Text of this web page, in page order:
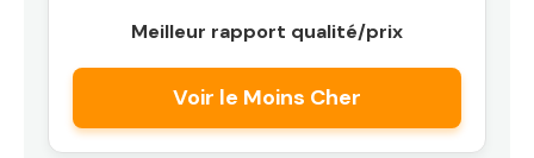
Meilleur rapport qualité/prix
Voir le Moins Cher